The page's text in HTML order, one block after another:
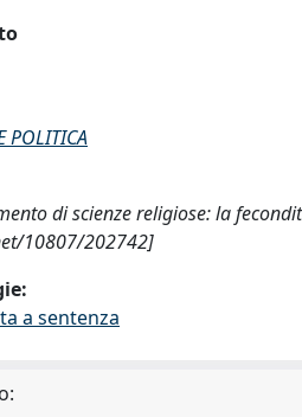
POLITICA
di scienze religiose: la
10807/202742]
a sentenza